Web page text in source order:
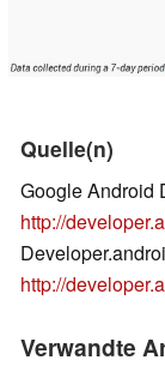
Quelle(n)
Google Android
http://
http://
Verwandte